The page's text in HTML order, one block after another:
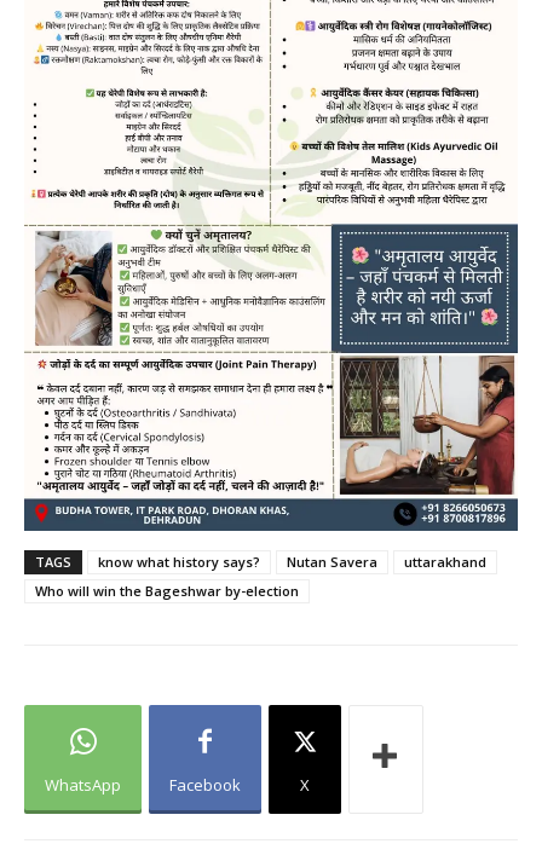
TAGS know what history says? Nutan Savera
uttarakhand
Who will win the Bageshwar by-election
WhatsApp Facebook X